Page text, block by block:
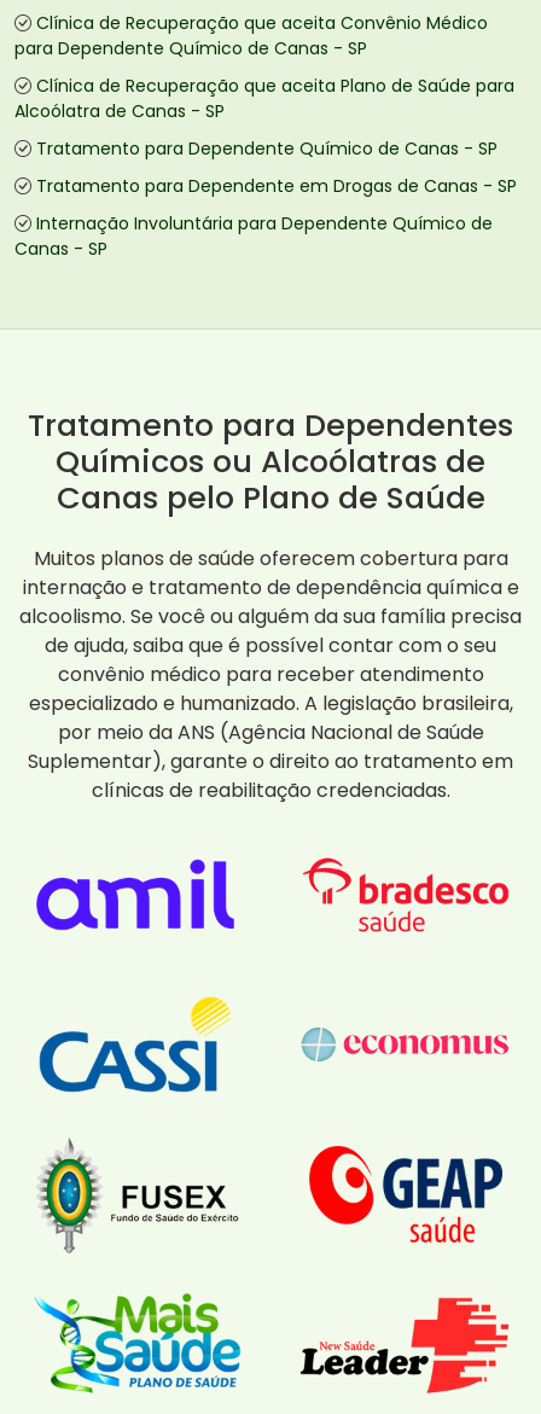
Clínica de Recuperação que aceita Convênio Médico
para Dependente Químico de Canas - SP
Clínica de Recuperação que aceita Plano de Saúde para
Alcoólatra de Canas - SP
Tratamento para Dependente Químico de Canas - SP
Tratamento para Dependente em Drogas de Canas - SP
Internação Involuntária para Dependente Químico de
Canas - SP
Tratamento para Dependentes
Químicos ou Alcoólatras de
Canas pelo Plano de Saúde
Muitos planos de saúde oferecem cobertura para
internação e tratamento de dependência química e
alcoolismo. Se você ou alguém da sua família precisa
de ajuda, saiba que é possível contar com o seu
convênio médico para receber atendimento
especializado e humanizado. A legislação brasileira,
por meio da ANS (Agência Nacional de Saúde
Suplementar), garante o direito ao tratamento em
clínicas de reabilitação credenciadas.